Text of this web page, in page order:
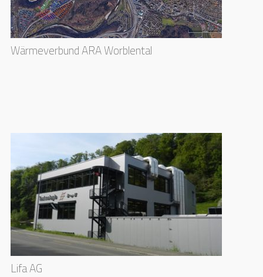
Wärmeverbund ARA Worblental
Lifa AG